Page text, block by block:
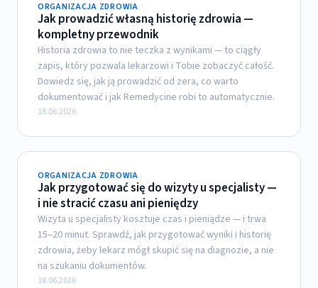
ORGANIZACJA ZDROWIA
Jak prowadzić własną historię zdrowia —
kompletny przewodnik
Historia zdrowia to nie teczka z wynikami — to ciągły
zapis, który pozwala lekarzowi i Tobie zobaczyć całość.
Dowiedz się, jak ją prowadzić od zera, co warto
dokumentować i jak Remedycine robi to automatycznie.
18.06.2026
ORGANIZACJA ZDROWIA
Jak przygotować się do wizyty u specjalisty —
i nie stracić czasu ani pieniędzy
Wizyta u specjalisty kosztuje czas i pieniądze — i trwa
15–20 minut. Sprawdź, jak przygotować wyniki i historię
zdrowia, żeby lekarz mógł skupić się na diagnozie, a nie
na szukaniu dokumentów.
18.06.2026